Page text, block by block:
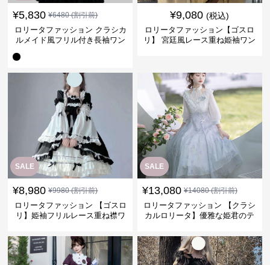
¥5,830 ¥6480(割引前)
ロリータファッション クラシカ
ルメイド風フリル付き長袖ワン
¥9,080 (税込)
ロリータファッション【ゴスロ
リ】 宮廷風レース重ね姫袖ワン
SALE
¥8,980 ¥9980(割引前)
ロリータファッション 【ゴスロ
リ】姫袖フリルレース重ね襟ワ
SALE
¥13,080 ¥14080(割引前)
ロリータファッション 【クラシ
カルロリータ】優雅な姫君のテ